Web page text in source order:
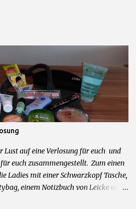
Lust auf eine Verlosung für euch und
euch zusammengestellt. Zum einen
Ladies mit einer Schwarzkopf Tasche,
einem Notizbuch von Leicke und